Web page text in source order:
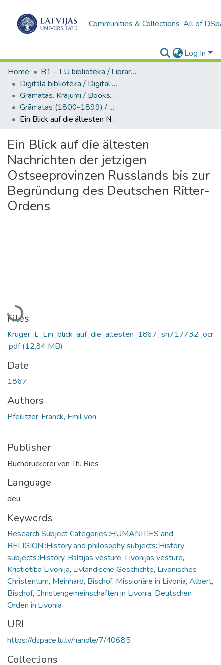
Communities & Collections All of
Log In
Home
B1 – LU bibliotēka / Library of the UL
Digitālā bibliotēka / Digital library
Grāmatas. Krājumi / Books. Collection of articles
Grāmatas (1800-1899) / Books
Ein Blick auf die ältesten Nachrichten der jetzigen Ostseeprovinzen Russlands bis zur Begründung des Deutschen Ritter-Ordens
Ein Blick auf die ältesten
Nachrichten der jetzigen
Ostseeprovinzen Russlands bis zur
Begründung des Deutschen Ritter-
Ordens
Loading...
Files
Kruger_E_Ein_blick_auf_die_altesten_1867_sn717732_ocr
.pdf(12.84 MB)
Date
1867
Authors
Pfeilitzer-Franck, Emil von
Publisher
Buchdruckerei von Th. Ries
Language
deu
Keywords
Research Subject Categories::HUMANITIES and
RELIGION::History and philosophy subjects::History
subjects::History, Baltijas vēsture, Livonijas vēsture,
Kristietība Livonijā, Livländische Geschichte, Livonisches
Christentum, Meinhard, Bischof, Missionäre in Livonia, Albert,
Bischof, Christengemeinschaften in Livonia, Deutschen
Orden in Livonia
URI
https://dspace.lu.lv/handle/7/40685
Collections